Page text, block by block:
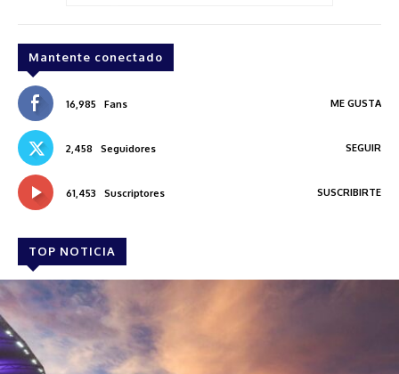
Mantente conectado
16,985 Fans ME GUSTA
2,458 Seguidores SEGUIR
61,453 Suscriptores SUSCRIBIRTE
TOP NOTICIA